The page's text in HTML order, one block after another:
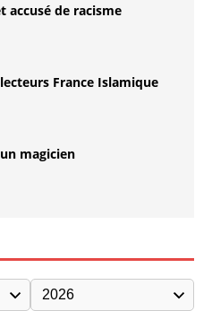
accusé de racisme
France Islamique
magicien